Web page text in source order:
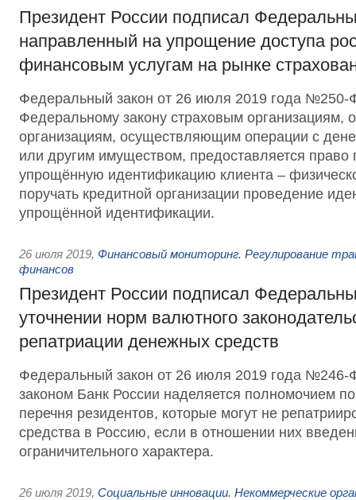
Президент России подписал
направленный на упрощение доступа
финансовым услугам на рынке
Федеральный закон от 26 июля 2019 года №250-
Федеральному закону страховым организациям,
организациям, осуществляющим операции с
или другим имуществом, предоставляется право
упрощённую идентификацию клиента –
поручать кредитной организации проведение
упрощённой идентификации.
26 июля 2019, Финансовый мониторинг. Регулирование
финансов
Президент России подписал
уточнении норм валютного
репатриации денежных средств
Федеральный закон от 26 июля 2019 года
законом Банк России наделяется полномочием
перечня резидентов, которые могут не
средства в Россию, если в отношении них
ограничительного характера.
26 июля 2019, Социальные инновации. Некоммерческие